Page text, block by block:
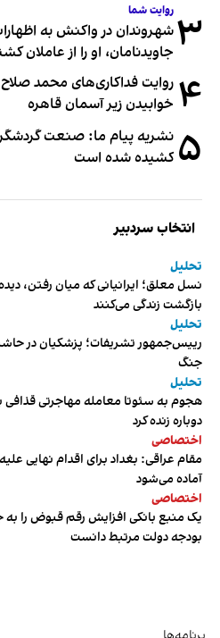
۳ روایت شما
شهروندان در واکنش به
جاویدنامان، او را از عاملان
۴ خوابیدن زیر آسمان قاهره
۵ نشریه پیام ما: صنعت
کشیده شده است
انتخاب سردبیر
تحلیل
نسل معلق؛ ایرانیانی که میان رفتن،
بازگشت زندگی می‌کنند
تحلیل
رییس‌جمهور تشریفات؛ پزشکیان در
جنگ
تحلیل
هجوم به سئوتا معامله مهاجرتی قذافی با
دوباره زنده کرد
اختصاصی
مقام عراقی: بغداد برای اقدام نهایی
آماده می‌شود
اختصاصی
یک منبع بانکی افزایش رقم قبوض را
بودجه دولت مرتبط دانست